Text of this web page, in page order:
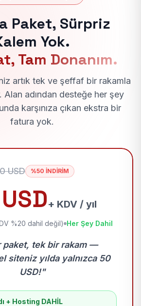
Paket, Sürpriz
Yok.
Tam Donanım.
artık tek ve şeffaf bir rakamla
Alan adından desteğe her şey
karşınıza çıkan ekstra bir
fatura yok.
USD %50 İNDİRİM
+ KDV / yıl
%20 dahil değil) Her Şey Dahil
paket, tek bir rakam —
siteniz yılda yalnızca 50
USD!"
+ Hosting DAHİL